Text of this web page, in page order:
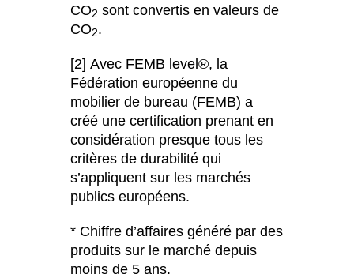
CO2 sont convertis en valeurs de
CO2.
[2] Avec FEMB level®, la
Fédération européenne du
mobilier de bureau (FEMB) a
créé une certification prenant en
considération presque tous les
critères de durabilité qui
s’appliquent sur les marchés
publics européens.
* Chiffre d’affaires généré par des
produits sur le marché depuis
moins de 5 ans.